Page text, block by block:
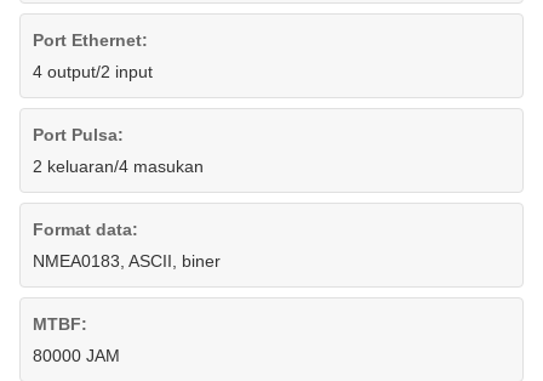
Port Ethernet:
4 output/2 input
Port Pulsa:
2 keluaran/4 masukan
Format data:
NMEA0183, ASCII, biner
MTBF:
80000 JAM